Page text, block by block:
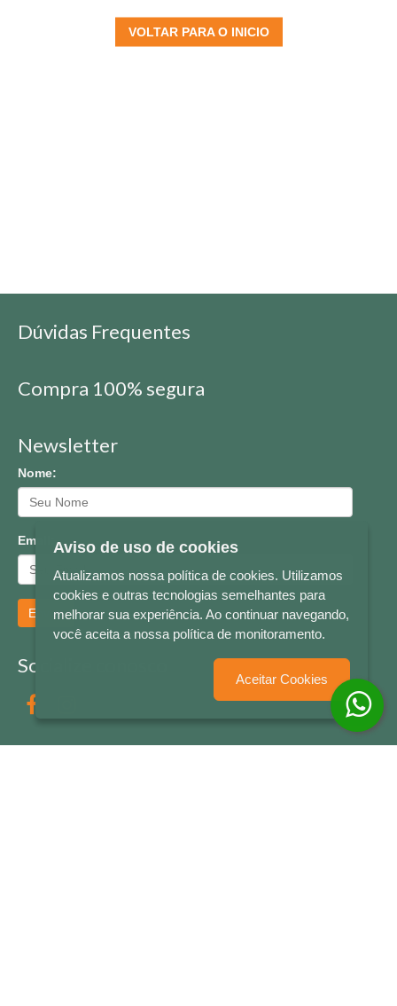
VOLTAR PARA O INICIO
Dúvidas Frequentes
Compra 100% segura
Newsletter
Nome:
Email:
Enviar
Socialize conosco
Aviso de uso de cookies
Atualizamos nossa política de cookies. Utilizamos
cookies e outras tecnologias semelhantes para
melhorar sua experiência. Ao continuar navegando,
você aceita a nossa política de monitoramento.
Aceitar Cookies